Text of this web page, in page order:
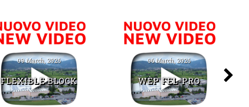
09 March, 2026
FLEXIBLE BLOCK
06 March, 2026
WÈP FEL-PRO